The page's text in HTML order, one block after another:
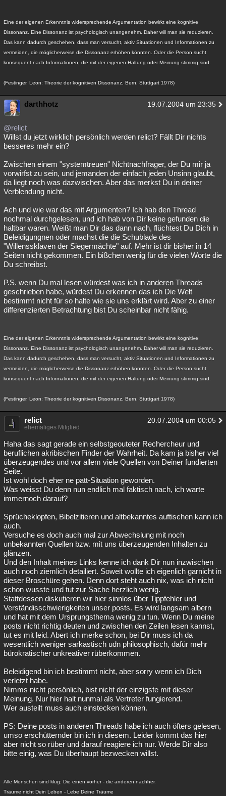
Eine der eigenen Erkenntnis widersprechende Argumentation bewirkt eine kognitive
Dissonanz. Eine Dissonanz ist psychologisch unangenehm. Daher will man sie reduzieren.
Das kann dadurch geschehen, dass man versucht, aktiv Situationen und Informationen zu
vermeiden, die möglicherweise die Dissonanz erhöhen könnten. Oder die Person sucht
konsequent nach Informationen, die mit der eigenen Haltung oder Meinung stimmig sind.
(Festinger, Leon: Theorie der kognitiven Dissonanz, Bern, Stuttgart 1978)
darthhotz 19.07.2004 um 23:35
@relict
Willst du jetzt wirklich persönlich werden relict? Fällt Dir nichts
besseres mehr ein?
Zwischen einem "systemtreuen" Nichtnachfrager, der Du mir ja
vorwirfst zu sein, und jemanden der einfach jeden Unsinn glaubt,
da liegt noch was dazwischen. Aber das merkst Du in deiner
Verblendung nicht.
Ach und wie war das mit Argumenten? Ich hab den Thread
nochmal durchgelesen, und ich hab von Dir keine gefunden die
haltbar waren. Weißt man Dir das dann nach, flüchtest Du Dich in
Beleidigungnen oder machst die die Schublade des
"Willenssklaven der Siegermächte" auf. Mehr ist dir bisher in 14
Seiten nicht gekommen. Ein bißchen wenig für die vielen Worte die
Du schreibst.
P.S. wenn Du mal lesen würdest was ich in anderen Threads
geschrieben habe, würdest Du erkennen das ich Die Welt
bestimmt nicht für so halte wie sie uns erklärt wird. Aber zu einer
differenzierten Betrachtung bist Du scheinbar nicht fähig.
Eine der eigenen Erkenntnis widersprechende Argumentation bewirkt eine kognitive
Dissonanz. Eine Dissonanz ist psychologisch unangenehm. Daher will man sie reduzieren.
Das kann dadurch geschehen, dass man versucht, aktiv Situationen und Informationen zu
vermeiden, die möglicherweise die Dissonanz erhöhen könnten. Oder die Person sucht
konsequent nach Informationen, die mit der eigenen Haltung oder Meinung stimmig sind.
(Festinger, Leon: Theorie der kognitiven Dissonanz, Bern, Stuttgart 1978)
relict 20.07.2004 um 00:05
ehemaliges Mitglied
Haha das sagt gerade ein selbstgeouteter Rechercheur und
beruflichen akribischen Finder der Wahrheit. Da kam ja bisher viel
überzeugendes und vor allem viele Quellen von Deiner fundierten
Seite.
Ist wohl doch eher ne patt-Situation geworden.
Was weisst Du denn nun endlich mal faktisch nach, ich warte
immernoch darauf?
Sprücheklopfen, Bibelzitieren und altbekanntes auftischen kann ich
auch.
Versuche es doch auch mal zur Abwechslung mit noch
unbekannten Quellen bzw. mit uns überzeugenden Inhalten zu
glänzen.
Und den Inhalt meines Links kenne ich dank Dir nun inzwischen
auch noch ziemlich detailiert. Soweit wollte ich eigenlich garnicht in
dieser Broschüre gehen. Denn dort steht auch nix, was ich nicht
schon wusste und tut zur Sache herzlich wenig.
Stattdessen diskutieren wir hier sinnlos über Tippfehler und
Verständisschwierigkeiten unser posts. Es wird langsam albern
und hat mit dem Ursprungsthema wenig zu tun. Wenn Du meine
posts nicht richtig deuten und zwischen den Zeilen lesen kannst,
tut es mit leid. Abert ich merke schon, bei Dir muss ich da
wesentlich weniger sarkastisch udn philosophisch, dafür mehr
bürokratischer unkreativer rüberkommen.
Beleidigend bin ich bestimmt nicht, aber sorry wenn ich Dich
verletzt habe.
Nimms nicht persönlich, bist nicht der einzigste mit dieser
Meinung. Nur hier halt nunmal als Vertreter fungierend.
Wer austeilt muss auch einstecken können.
PS: Deine posts in anderen Threads habe ich auch öfters gelesen,
umso erschütternder bin ich in diesem. Leider kommt das hier
aber nicht so rüber und darauf reagiere ich nur. Werde Dir also
bitte einig, was Du überhaupt bezwecken willst.
Alle Menschen sind klug: Die einen vorher - die anderen nachher.
Träume nicht Dein Leben - Lebe Deine Träume